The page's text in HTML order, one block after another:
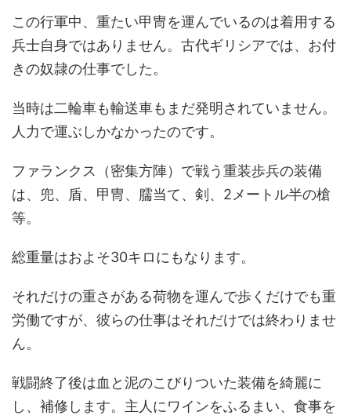
この行軍中、重たい甲冑を運んでいるのは着用する
兵士自身ではありません。古代ギリシアでは、お付
きの奴隷の仕事でした。
当時は二輪車も輸送車もまだ発明されていません。
人力で運ぶしかなかったのです。
ファランクス（密集方陣）で戦う重装歩兵の装備
は、兜、盾、甲冑、臑当て、剣、2メートル半の槍
等。
総重量はおよそ30キロにもなります。
それだけの重さがある荷物を運んで歩くだけでも重
労働ですが、彼らの仕事はそれだけでは終わりませ
ん。
戦闘終了後は血と泥のこびりついた装備を綺麗に
し、補修します。主人にワインをふるまい、食事を